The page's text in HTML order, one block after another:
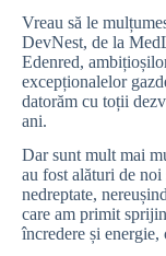
Vreau să le
DevNest, de la
Edenred,
excepționalelor
datorăm cu toții
ani.
Dar sunt mult mai
au fost alături de
nedreptate,
care am primit
încredere și energie,